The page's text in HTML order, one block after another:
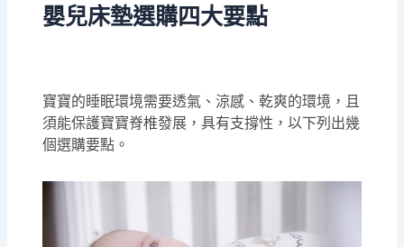
嬰兒床墊選購四大要點
寶寶的睡眠環境需要透氣、涼感、乾爽的環境，且
須能保護寶寶脊椎發展，具有支撐性，以下列出幾
個選購要點。